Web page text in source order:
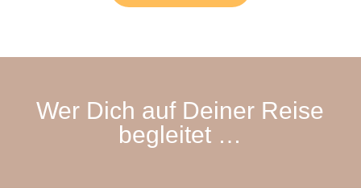
Wer Dich auf Deiner Reise
begleitet …